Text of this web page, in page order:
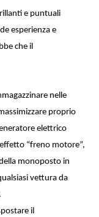
e puntuali
esperienza e
che il
nelle
proprio
elettrico
“freno motore”,
monoposto in
vettura da
il